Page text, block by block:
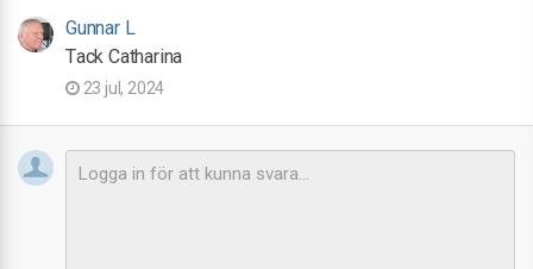
Gunnar L
Tack Catharina
23 jul, 2024